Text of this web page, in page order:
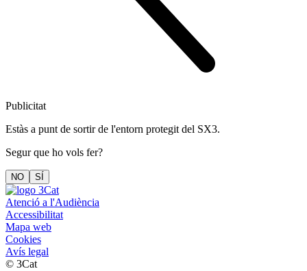
Publicitat
Estàs a punt de sortir de l'entorn protegit del SX3.
Segur que ho vols fer?
NO SÍ
Atenció a l'Audiència
Accessibilitat
Mapa web
Cookies
Avís legal
© 3Cat